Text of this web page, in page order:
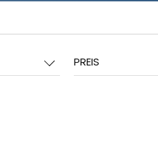
PREIS